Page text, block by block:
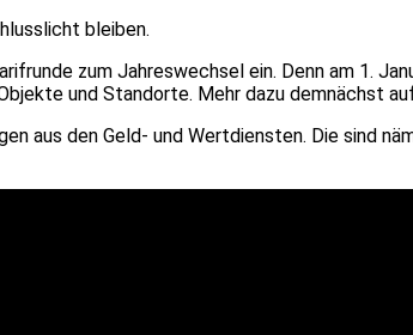
bleiben.
zum Jahreswechsel ein. Denn am 1.
und Standorte. Mehr dazu demnächst
aus den Geld- und Wertdiensten. Die sind